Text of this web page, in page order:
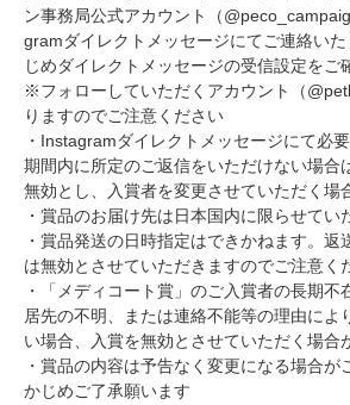
ン事務局公式アカウント（
gramダイレクトメッセージにてご連絡い
じめダイレクトメッセージの受信設定をご
※フォローしていただくアカウント（
りますのでご注意ください
・Instagramダイレクトメッセージにて必
期間内に所定のご返信をいただけない場合
無効とし、入賞者を変更させていただく場
・賞品のお届け先は日本国内に限らせてい
・賞品発送の日時指定はできかねます。返
は無効とさせていただきますのでご注意く
・「メディコート賞」のご入賞者の長期不
居先の不明、または連絡不能等の理由によ
い場合、入賞を無効とさせていただく場合
・賞品の内容は予告なく変更になる場合が
かじめご了承願います